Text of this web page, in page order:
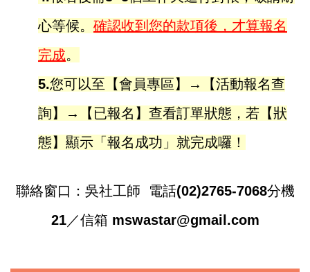
心等候。 確認收到您的款項後，才算報名
完成。
5.您可以至【會員專區】→【活動報名查
詢】→【已報名】查看訂單狀態，若【狀
態】顯示「報名成功」就完成囉！
聯絡窗口：吳社工師 電話(02)2765-7068分機
21／信箱 mswastar@gmail.com